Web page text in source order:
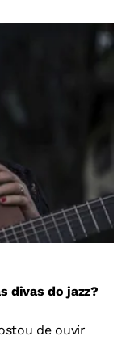
divas do jazz?
de ouvir